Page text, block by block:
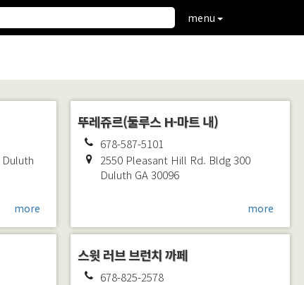
menu
Duluth
more
뚜레쥬르(둘루스 H-마트 내)
678-587-5101
2550 Pleasant Hill Rd. Bldg 300
Duluth GA30096
more
스윗 러브 브런치 까페
678-825-2578